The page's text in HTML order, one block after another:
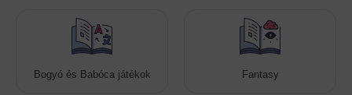
Bogyó és Babóca játékok Fantasy